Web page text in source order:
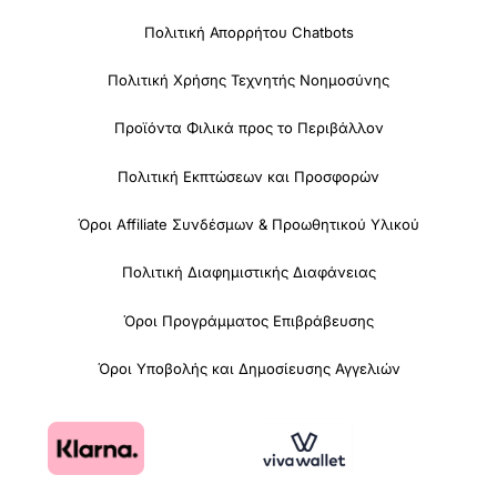
Πολιτική Απορρήτου Chatbots
Πολιτική Χρήσης Τεχνητής Νοημοσύνης
Προϊόντα Φιλικά προς το Περιβάλλον
Πολιτική Εκπτώσεων και Προσφορών
Όροι Affiliate Συνδέσμων & Προωθητικού Υλικού
Πολιτική Διαφημιστικής Διαφάνειας
Όροι Προγράμματος Επιβράβευσης
Όροι Υποβολής και Δημοσίευσης Αγγελιών